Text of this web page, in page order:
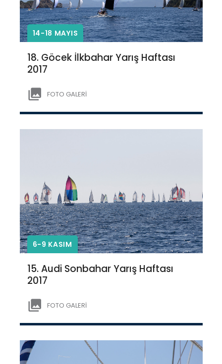
14-18 MAYIS
18. Göcek İlkbahar Yarış Haftası
2017
FOTO GALERİ
6-9 KASIM
15. Audi Sonbahar Yarış Haftası
2017
FOTO GALERİ